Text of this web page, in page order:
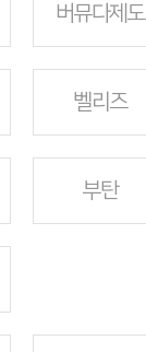
버뮤다제도
벨리즈
부탄